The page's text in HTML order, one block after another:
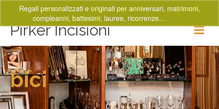
Regali personalizzati e originali per anniversari, matrimoni,
compleanni, battesimi, lauree, ricorrenze...
Pirker Incisioni
bici